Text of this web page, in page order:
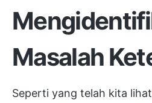
Masalah
Seperti yang telah kita